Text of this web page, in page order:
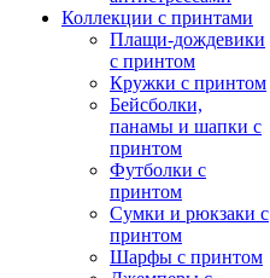
Коллекции с принтами
Плащи-дождевики
с принтом
Кружки с принтом
Бейсболки,
панамы и шапки с
принтом
Футболки с
принтом
Сумки и рюкзаки с
принтом
Шарфы с принтом